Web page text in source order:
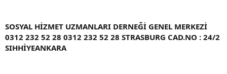
SOSYAL HİZMET UZMANLARI DERNEĞİ GENEL MERKEZİ
0312 232 52 28 0312 232 52 28 STRASBURG CAD.NO : 24/2
SIHHİYEANKARA